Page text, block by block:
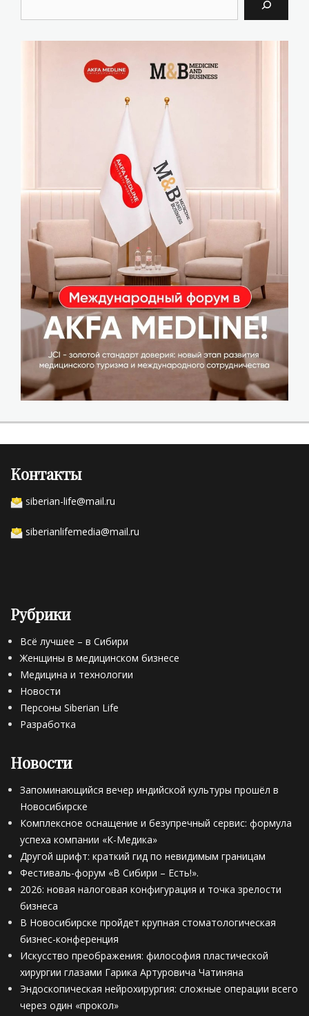
Контакты
siberian-life@mail.ru
siberianlifemedia@mail.ru
Рубрики
Всё лучшее – в Сибири
Женщины в медицинском бизнесе
Медицина и технологии
Новости
Персоны Siberian Life
Разработка
Новости
Запоминающийся вечер индийской культуры прошёл в
Новосибирске
Комплексное оснащение и безупречный сервис: формула
успеха компании «К-Медика»
Другой шрифт: краткий гид по невидимым границам
Фестиваль-форум «В Сибири – Есть!».
2026: новая налоговая конфигурация и точка зрелости
бизнеса
В Новосибирске пройдет крупная стоматологическая
бизнес-конференция
Искусство преображения: философия пластической
хирургии глазами Гарика Артуровича Чатиняна
Эндоскопическая нейрохирургия: сложные операции всего
через один «прокол»